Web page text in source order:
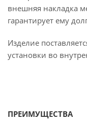
внешняя накладка
гарантирует ему
Изделие
установки во
ПРЕИМУЩЕСТВА